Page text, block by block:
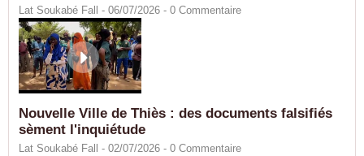
Lat Soukabé Fall - 06/07/2026 - 0 Commentaire
Nouvelle Ville de Thiès : des documents falsifiés
sèment l'inquiétude
Lat Soukabé Fall - 02/07/2026 - 0 Commentaire